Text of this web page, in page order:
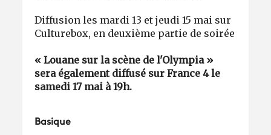
Diffusion les mardi 13 et jeudi 15 mai sur
Culturebox, en deuxième partie de soirée
« Louane sur la scène de l'Olympia »
sera également diffusé sur France 4 le
samedi 17 mai à 19h.
Basique